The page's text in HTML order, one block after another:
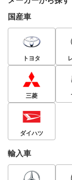
国産車
トヨタ
三菱
ダイハツ
輸入車